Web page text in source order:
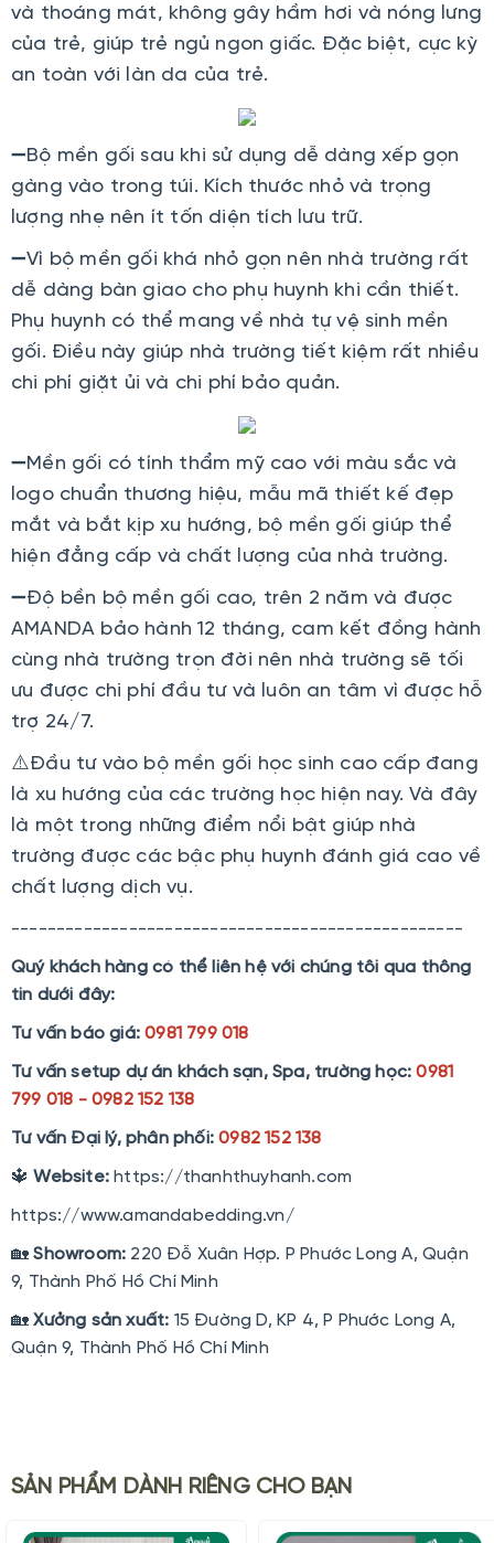
và thoáng mát, không gây hầm hơi và nóng lưng
của trẻ, giúp trẻ ngủ ngon giấc. Đặc biệt, cực kỳ
an toàn với làn da của trẻ.
➖Bộ mền gối sau khi sử dụng dễ dàng xếp gọn
gàng vào trong túi. Kích thước nhỏ và trọng
lượng nhẹ nên ít tốn diện tích lưu trữ.
➖Vì bộ mền gối khá nhỏ gọn nên nhà trường rất
dễ dàng bàn giao cho phụ huynh khi cần thiết.
Phụ huynh có thể mang về nhà tự vệ sinh mền
gối. Điều này giúp nhà trường tiết kiệm rất nhiều
chi phí giặt ủi và chi phí bảo quản.
➖Mền gối có tính thẩm mỹ cao với màu sắc và
logo chuẩn thương hiệu, mẫu mã thiết kế đẹp
mắt và bắt kịp xu hướng, bộ mền gối giúp thể
hiện đẳng cấp và chất lượng của nhà trường.
➖Độ bền bộ mền gối cao, trên 2 năm và được
AMANDA bảo hành 12 tháng, cam kết đồng hành
cùng nhà trường trọn đời nên nhà trường sẽ tối
ưu được chi phí đầu tư và luôn an tâm vì được hỗ
trợ 24/7.
⚠️Đầu tư vào bộ mền gối học sinh cao cấp đang
là xu hướng của các trường học hiện nay. Và đây
là một trong những điểm nổi bật giúp nhà
trường được các bậc phụ huynh đánh giá cao về
chất lượng dịch vụ.
--------------------------------------------------
Quý khách hàng có thể liên hệ với chúng tôi qua thông
tin dưới đây:
Tư vấn báo giá: 0981 799 018
Tư vấn setup dự án khách sạn, Spa, trường học: 0981
799 018 - 0982 152 138
Tư vấn Đại lý, phân phối: 0982 152 138
🔱Website: https://thanhthuyhanh.com
https://www.amandabedding.vn/
🏡Showroom: 220 Đỗ Xuân Hợp. P Phước Long A, Quận
9, Thành Phố Hồ Chí Minh
🏡Xưởng sản xuất: 15 Đường D, KP 4, P Phước Long A,
Quận 9, Thành Phố Hồ Chí Minh
SẢN PHẨM DÀNH RIÊNG CHO BẠN